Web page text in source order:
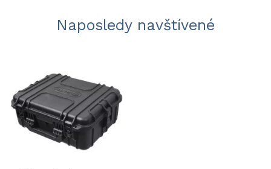
Naposledy navštívené